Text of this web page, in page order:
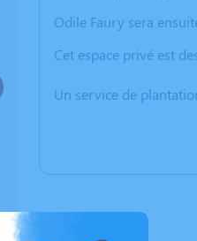
Odile Faury sera
Cet espace privé est
Un service de